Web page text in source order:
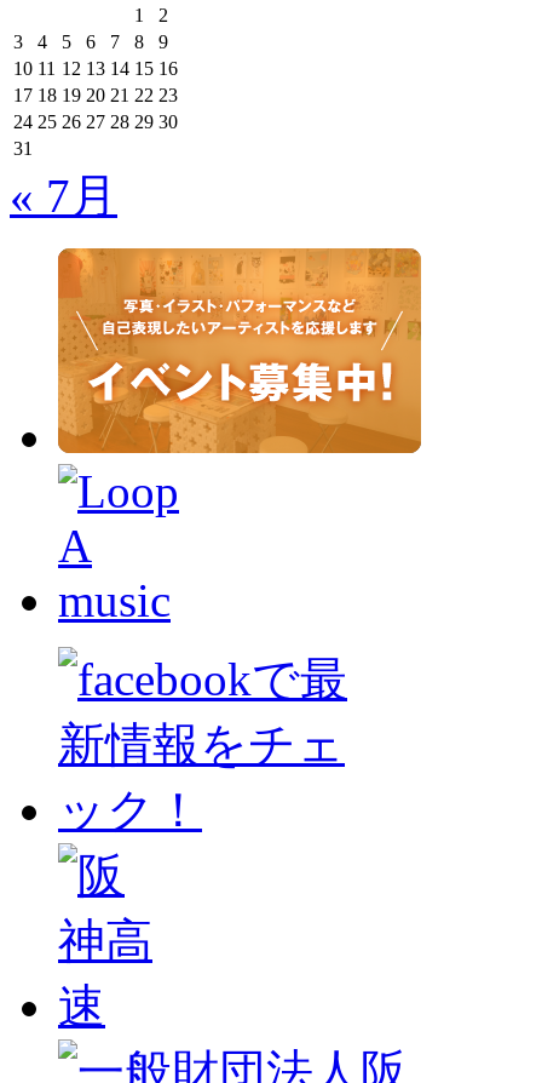
1
2
3
4 5 6 7 8
9
10 11 12 13 14 15 16
17 18 19 20 21 22 23
24 25 26 27 28 29 30
31
« 7月